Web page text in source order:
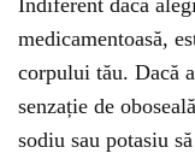
Indiferent dacă
medicamentoasă,
corpului tău. Dacă
senzație de
sodiu sau potasiu